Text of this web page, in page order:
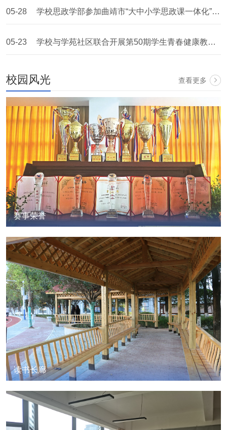
05-28 学校思政学部参加曲靖市“大中小学思政课一体化”活动
05-23 学校与学苑社区联合开展第50期学生青春健康教育项目活动
校园风光 查看更多
赛事荣誉
读书长廊